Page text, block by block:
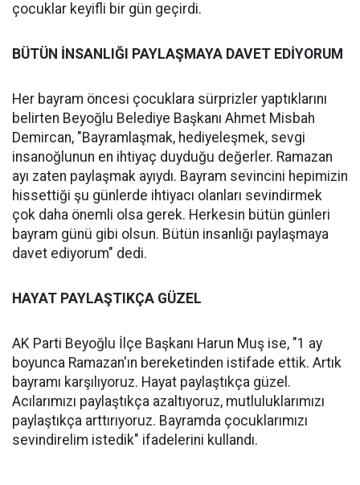
çocuklar keyifli bir gün geçirdi.
BÜTÜN İNSANLIĞI PAYLAŞMAYA DAVET EDİYORUM
Her bayram öncesi çocuklara sürprizler yaptıklarını
belirten Beyoğlu Belediye Başkanı Ahmet Misbah
Demircan, "Bayramlaşmak, hediyeleşmek, sevgi
insanoğlunun en ihtiyaç duyduğu değerler. Ramazan
ayı zaten paylaşmak ayıydı. Bayram sevincini hepimizin
hissettiği şu günlerde ihtiyacı olanları sevindirmek
çok daha önemli olsa gerek. Herkesin bütün günleri
bayram günü gibi olsun. Bütün insanlığı paylaşmaya
davet ediyorum" dedi.
HAYAT PAYLAŞTIKÇA GÜZEL
AK Parti Beyoğlu İlçe Başkanı Harun Muş ise, "1 ay
boyunca Ramazan'ın bereketinden istifade ettik. Artık
bayramı karşılıyoruz. Hayat paylaştıkça güzel.
Acılarımızı paylaştıkça azaltıyoruz, mutluluklarımızı
paylaştıkça arttırıyoruz. Bayramda çocuklarımızı
sevindirelim istedik" ifadelerini kullandı.